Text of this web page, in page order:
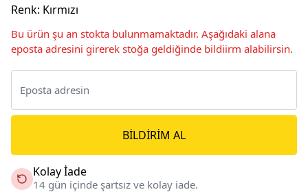
Renk: Kırmızı
Bu ürün şu an stokta bulunmamaktadır. Aşağıdaki alana
eposta adresini girerek stoğa geldiğinde bildiirm alabilirsin.
BILDIRIM AL
Kolay İade
14 gün içinde şartsız ve kolay iade.